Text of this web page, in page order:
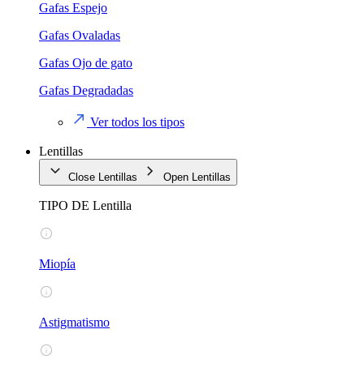
Gafas Espejo
Gafas Ovaladas
Gafas Ojo de gato
Gafas Degradadas
Ver todos los tipos
Lentillas
Close Lentillas Open Lentillas
TIPO DE Lentilla
Miopía
Astigmatismo